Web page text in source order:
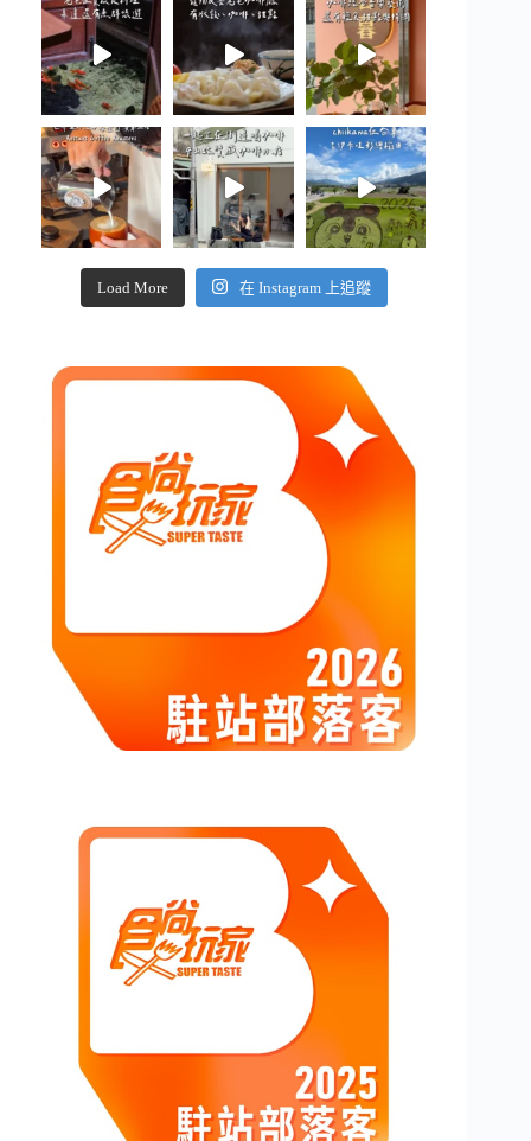
Load More 在 Instagram 上追蹤